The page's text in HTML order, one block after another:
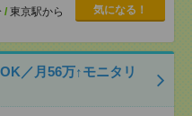
/ 東京駅から
気になる！
／月56万↑モニタリ